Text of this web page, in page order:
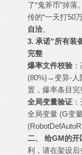
了“鬼斧币”掉
传的“一天打50
自洽。
3. 承诺“所有装
完整
爆率文件校验：
(80%)→变异-人
置，爆率条目完
全局变量验证
全局变量 (G变
二、 给GM的开
利，请在架设